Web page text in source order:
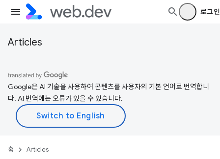
로그인
Articles
Google은 AI 기술을 사용하여 콘텐츠를 사용자의 기본 언어로 번역합니
다. AI 번역에는 오류가 있을 수 있습니다.
홈 Articles